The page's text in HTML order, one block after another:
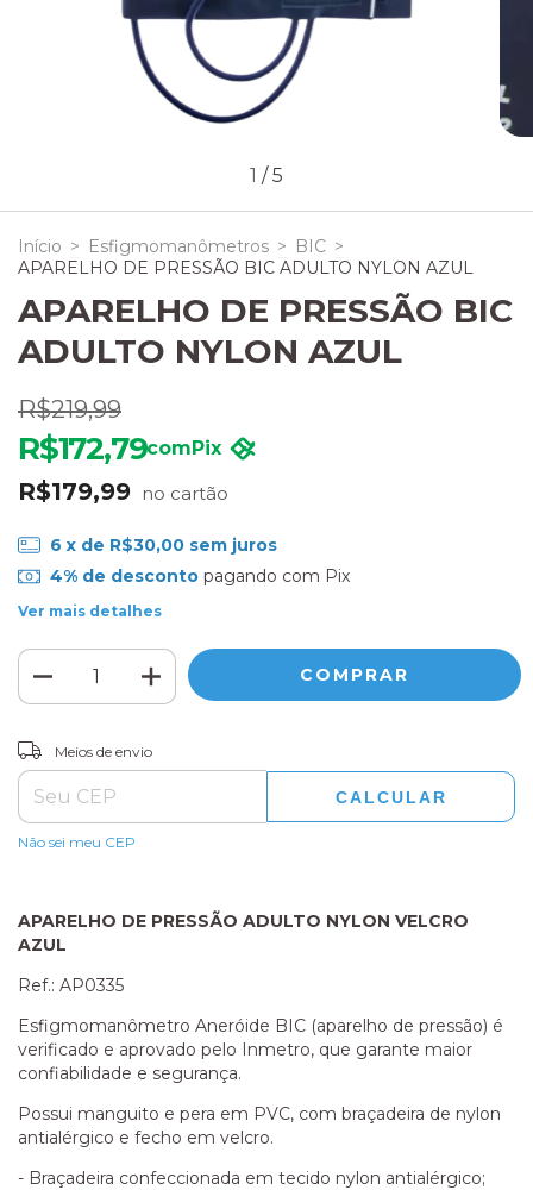
1 /5
Início > Esfigmomanômetros > BIC >
APARELHO DE PRESSÃO BIC ADULTO NYLON AZUL
APARELHO DE PRESSÃO BIC
ADULTO NYLON AZUL
R$219,99
R$179,99
R$172,79comPix
6 x de R$30,00 sem juros
4% de descontopagando com Pix
Ver mais detalhes
Entregas para o CEP:
Meios de envio
CALCULAR
Não sei meu CEP
APARELHO DE PRESSÃO ADULTO NYLON VELCRO
AZUL
Ref.: AP0335
Esfigmomanômetro Aneróide BIC (aparelho de pressão) é
verificado e aprovado pelo Inmetro, que garante maior
confiabilidade e segurança.
Possui manguito e pera em PVC, com braçadeira de nylon
antialérgico e fecho em velcro.
- Braçadeira confeccionada em tecido nylon antialérgico;